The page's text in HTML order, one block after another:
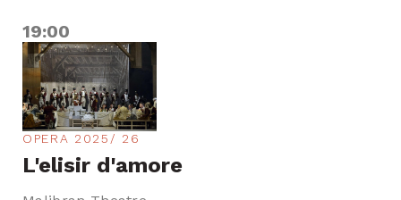
19:00
OPERA 2025/ 26
L'elisir d'amore